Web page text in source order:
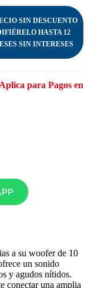
SIN DESCUENTO
HASTA 12
SIN INTERESES
para Pagos en
a su woofer de 10
un sonido
y agudos nítidos.
conectar una amplia